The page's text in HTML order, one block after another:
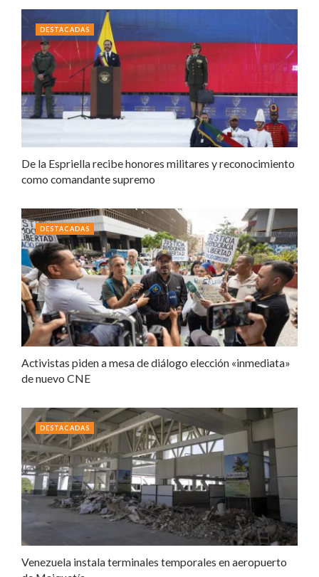
De la Espriella recibe honores militares y reconocimiento
como comandante supremo
DESTACADAS
Activistas piden a mesa de diálogo elección «inmediata»
de nuevo CNE
DESTACADAS
Venezuela instala terminales temporales en aeropuerto
DESTACADAS